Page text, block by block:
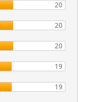
20
20
20
19
19